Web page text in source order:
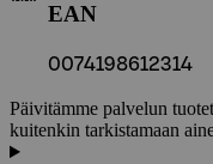
EAN
0074198612314
Päivitämme palvelun
kuitenkin tarkistamaan